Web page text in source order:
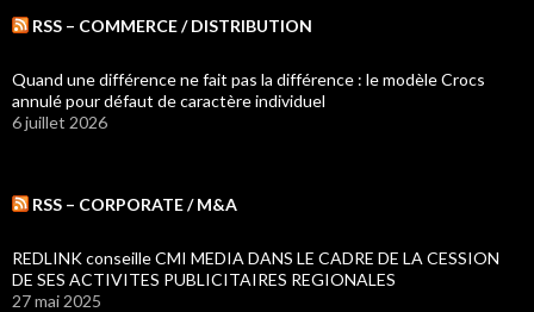
RSS – COMMERCE / DISTRIBUTION
Quand une différence ne fait pas la différence : le modèle Crocs
annulé pour défaut de caractère individuel
6 juillet 2026
RSS – CORPORATE / M&A
REDLINK conseille CMI MEDIA DANS LE CADRE DE LA CESSION
DE SES ACTIVITES PUBLICITAIRES REGIONALES
27 mai 2025